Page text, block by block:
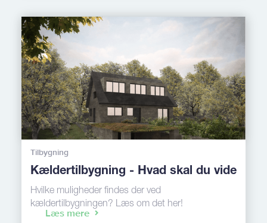
Tilbygning
Kældertilbygning - Hvad skal du vide
Hvilke muligheder findes der ved
kældertilbygningen? Læs om det her!
Læs mere